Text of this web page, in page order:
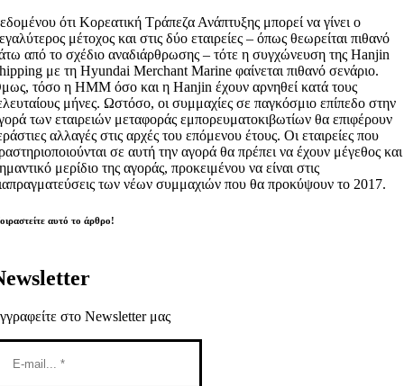
ότι Κορεατική Τράπεζα Ανάπτυξης μπορεί να γίνει ο
μέτοχος και στις δύο εταιρείες – όπως θεωρείται πιθανό
από το σχέδιο αναδιάρθρωσης – τότε η συγχώνευση της Hanjin
με τη Hyundai Merchant Marine φαίνεται πιθανό σενάριο.
τόσο η HMM όσο και η Hanjin έχουν αρνηθεί κατά τους
μήνες. Ωστόσο, οι συμμαχίες σε παγκόσμιο επίπεδο στην
των εταιρειών μεταφοράς εμπορευματοκιβωτίων θα επιφέρουν
αλλαγές στις αρχές του επόμενου έτους. Οι εταιρείες που
σε αυτή την αγορά θα πρέπει να έχουν μέγεθος και
μερίδιο της αγοράς, προκειμένου να είναι στις
των νέων συμμαχιών που θα προκύψουν το 2017.
αυτό το άρθρο!
στο Newsletter μας